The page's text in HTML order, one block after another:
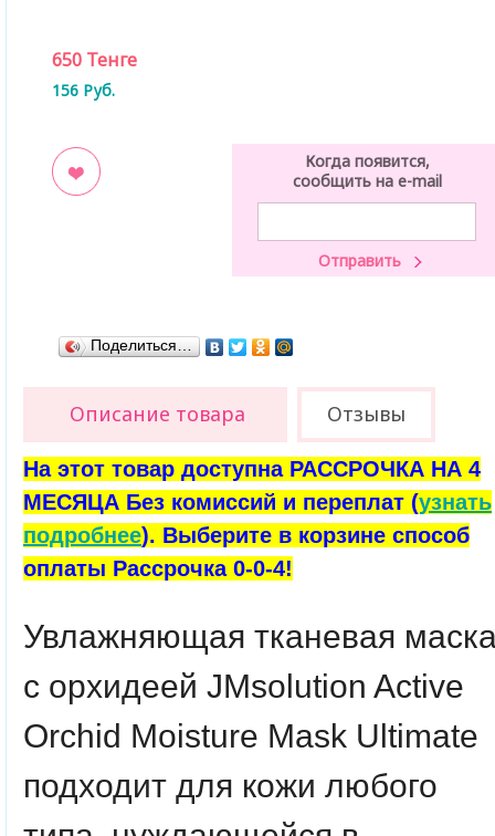
650 Тенге
156 Руб.
Когда появится,
сообщить на e-mail
Поделиться…
Описание товара Отзывы
На этот товар доступна РАССРОЧКА НА 4
МЕСЯЦА Без комиссий и переплат (узнать
подробнее). Выберите в корзине способ
оплаты Рассрочка 0-0-4!
Увлажняющая тканевая
с орхидеей JMsolution Active
Orchid Moisture Mask Ultimate
подходит для кожи любого